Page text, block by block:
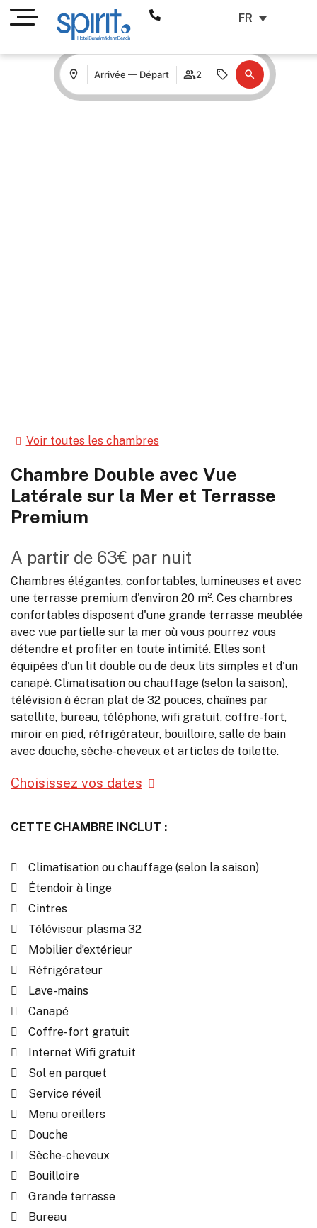
FR
Arrivée — Départ 2
Voir toutes les chambres
Chambre Double avec Vue
Latérale sur la Mer et Terrasse
Premium
A partir de 63€ par nuit
Chambres élégantes, confortables, lumineuses et avec
une terrasse premium d'environ 20 m². Ces chambres
confortables disposent d'une grande terrasse meublée
avec vue partielle sur la mer où vous pourrez vous
détendre et profiter en toute intimité. Elles sont
équipées d'un lit double ou de deux lits simples et d'un
canapé. Climatisation ou chauffage (selon la saison),
télévision à écran plat de 32 pouces, chaînes par
satellite, bureau, téléphone, wifi gratuit, coffre-fort,
miroir en pied, réfrigérateur, bouilloire, salle de bain
avec douche, sèche-cheveux et articles de toilette.
Choisissez vos dates
CETTE CHAMBRE INCLUT :
Climatisation ou chauffage (selon la saison)
Étendoir à linge
Cintres
Téléviseur plasma 32
Mobilier d’extérieur
Réfrigérateur
Lave-mains
Canapé
Coffre-fort gratuit
Internet Wifi gratuit
Sol en parquet
Service réveil
Menu oreillers
Douche
Sèche-cheveux
Bouilloire
Grande terrasse
Bureau